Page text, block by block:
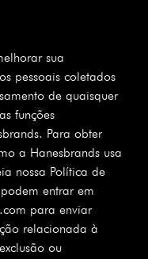
sua
pessoais coletados
de quaisquer
funções
Para obter
a Hanesbrands usa
nossa Política de
entrar em
para enviar
relacionada à
ou